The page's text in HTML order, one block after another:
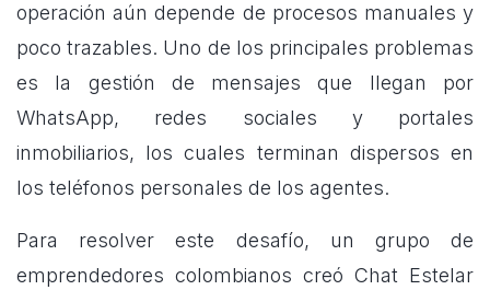
operación aún depende de procesos manuales y
poco trazables. Uno de los principales problemas
es la gestión de mensajes que llegan por
WhatsApp, redes sociales y portales
inmobiliarios, los cuales terminan dispersos en
los teléfonos personales de los agentes.
Para resolver este desafío, un grupo de
emprendedores colombianos creó Chat Estelar